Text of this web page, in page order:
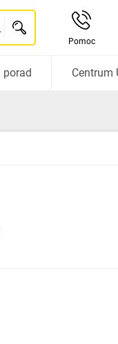
Pomoc
porad Centrum